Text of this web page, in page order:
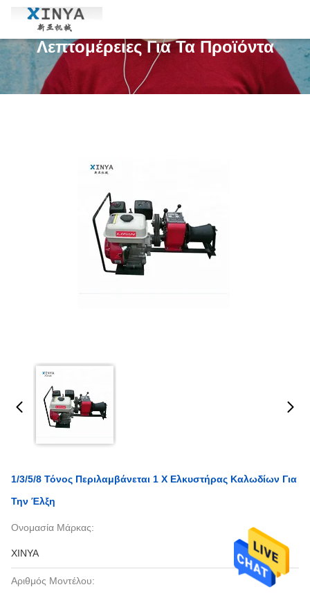
Λεπτομέρειες Για Τα Προϊόντα
1/3/5/8 Τόνος Περιλαμβάνεται 1 X Ελκυστήρας Καλωδίων Για
Την Έλξη
Ονομασία Μάρκας:
XINYA
Αριθμός Μοντέλου: